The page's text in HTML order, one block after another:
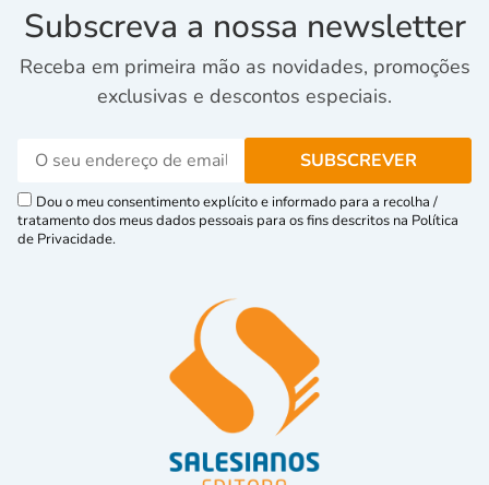
Subscreva a nossa newsletter
Receba em primeira mão as novidades, promoções
exclusivas e descontos especiais.
Dou o meu consentimento explícito e informado para a recolha /
tratamento dos meus dados pessoais para os fins descritos na Política
de Privacidade.